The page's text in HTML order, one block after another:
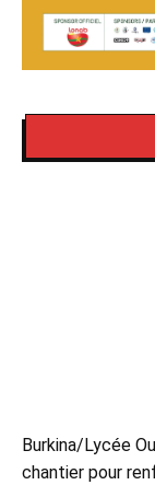
Burkina/Lycée
chantier pour